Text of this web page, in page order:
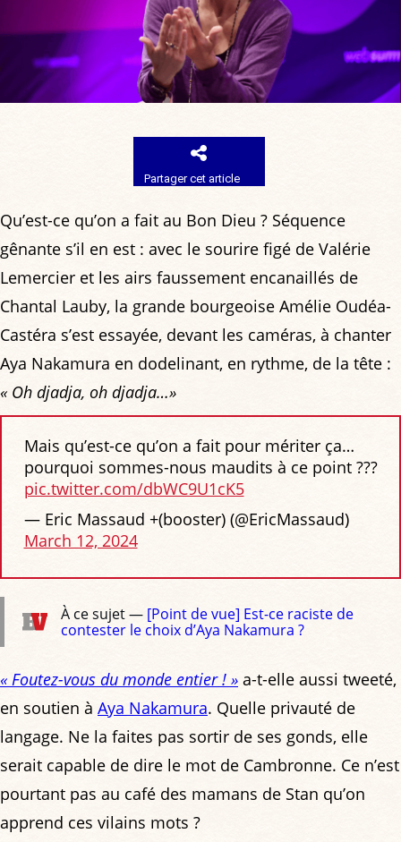
Partager cet article
Qu’est-ce qu’on a fait au Bon Dieu ? Séquence
gênante s’il en est : avec le sourire figé de Valérie
Lemercier et les airs faussement encanaillés de
Chantal Lauby, la grande bourgeoise Amélie Oudéa-
Castéra s’est essayée, devant les caméras, à chanter
Aya Nakamura en dodelinant, en rythme, de la tête :
« Oh djadja, oh djadja…»
Mais qu’est-ce qu’on a fait pour mériter ça…
pourquoi sommes-nous maudits à ce point ???
pic.twitter.com/dbWC9U1cK5
— Eric Massaud +(booster) (@EricMassaud)
March 12, 2024
À ce sujet — [Point de vue] Est-ce raciste de
contester le choix d’Aya Nakamura ?
« Foutez-vous du monde entier ! » a-t-elle aussi tweeté,
en soutien à Aya Nakamura. Quelle privauté de
langage. Ne la faites pas sortir de ses gonds, elle
serait capable de dire le mot de Cambronne. Ce n’est
pourtant pas au café des mamans de Stan qu’on
apprend ces vilains mots ?